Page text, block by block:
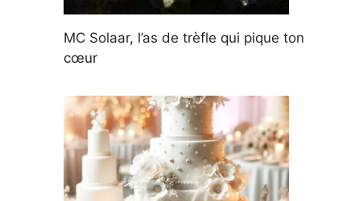
MC Solaar, l’as de trèfle qui pique ton
cœur